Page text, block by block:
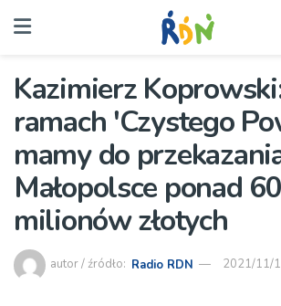
Kazimierz
ramach 'Czystego
mamy do
Małopolsce ponad
milionów złotych
autor / źródło: Radio RDN 2021/11/